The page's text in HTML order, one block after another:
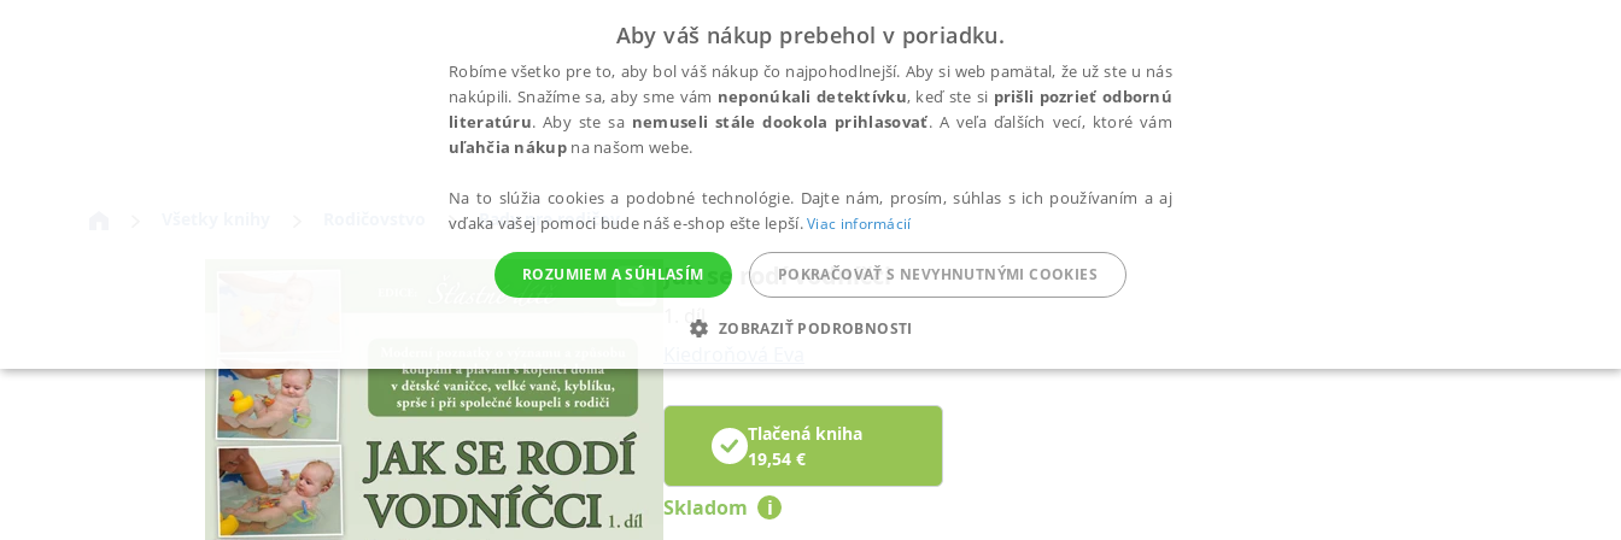
Rady pre rodičov
Jak se rodí vodníčci
1. díl
Tlačená kniha
19,54€
Skladom i
Aby váš nákup prebehol v poriadku.
Robíme všetko pre to, aby bol váš nákup čo najpohodlnejší. Aby si web pamätal, že už ste u nás
nakúpili. Snažíme sa, aby sme vám neponúkali detektívku, keď ste si prišli pozrieť odbornú
literatúru. Aby ste sa nemuseli stále dookola prihlasovať. A veľa ďalších vecí, ktoré vám
uľahčia nákupna našom webe.
Na to slúžia cookies a podobné technológie. Dajte nám, prosím, súhlas s ich používaním a aj
vďaka vašej pomoci bude náš e-shop ešte lepší.Viac informácií
ROZUMIEM A SÚHLASÍM POKRAČOVAŤ S NEVYHNUTNÝMI COOKIES
ZOBRAZIŤ PODROBNOSTI
POTREBNÉ ANALYTICKÉ MARKETINGOVÉ FUNKČNÉ NEZARADENÉ SÚBORY
Potrebné Analytické
Nevyhnutné súbory cookie umožňujú základné funkcie webovej stránky, ako je prihlásenie používateľa a správa účtu. Bez nevyhnutných súborov cookie nie je možné webové stránky správne používať.